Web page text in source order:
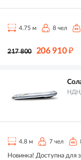
4.75 м 8 чел
217 800 206 910₽
4.8 м 7 чел
Новинка! Доступна для